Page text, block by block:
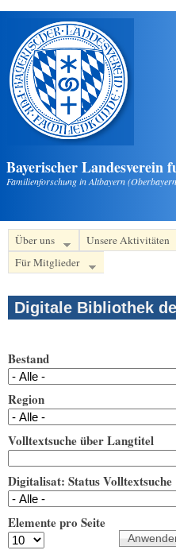
Direkt zum Inhalt
Bayerischer Landesverein
Familienforschung in Altbayern
Über uns Unsere Aktivitäten
Für Mitglieder
Digitale Bibliothek
Bestand
Region
Volltextsuche über Langtitel
Digitalisat: Status Volltextsuche
Elemente pro Seite